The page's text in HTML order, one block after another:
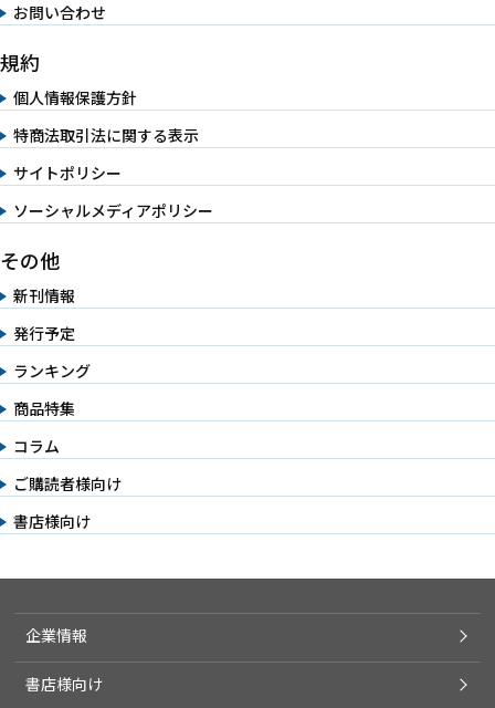
お問い合わせ
規約
個人情報保護方針
特商法取引法に関する表示
サイトポリシー
ソーシャルメディアポリシー
その他
新刊情報
発行予定
ランキング
商品特集
コラム
ご購読者様向け
書店様向け
企業情報
書店様向け